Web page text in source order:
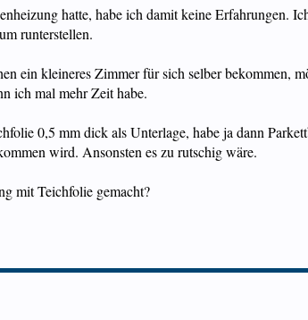
hatte, habe ich damit keine Erfahrungen.
runterstellen.
ein kleineres Zimmer für sich selber bekommen,
ich mal mehr Zeit habe.
0,5 mm dick als Unterlage, habe ja dann
wird. Ansonsten es zu rutschig wäre.
mit Teichfolie gemacht?